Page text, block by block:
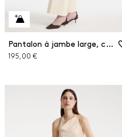
Pantalon à jambe large, coupe raccourcie
195,00 €